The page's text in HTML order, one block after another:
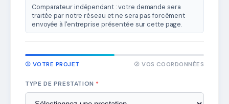
Comparateur indépendant : votre demande sera
traitée par notre réseau et ne sera pas forcément
envoyée à l'entreprise présentée sur cette page.
① VOTRE PROJET ② VOS COORDONNÉES
TYPE DE PRESTATION *